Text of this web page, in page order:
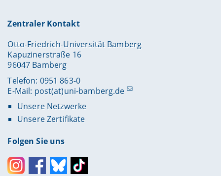
Zentraler Kontakt
Otto-Friedrich-Universität Bamberg
Kapuzinerstraße 16
96047 Bamberg
Telefon: 0951 863-0
E-Mail: post(at)uni-bamberg.de
Unsere Netzwerke
Unsere Zertifikate
Folgen Sie uns